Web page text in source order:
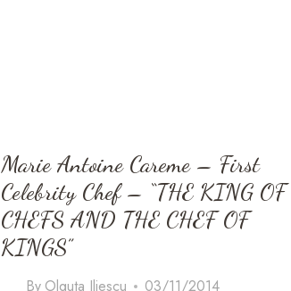
Marie Antoine Careme – First
Celebrity Chef – “THE KING OF
CHEFS AND THE CHEF OF
KINGS”
By Olguta Iliescu 03/11/2014